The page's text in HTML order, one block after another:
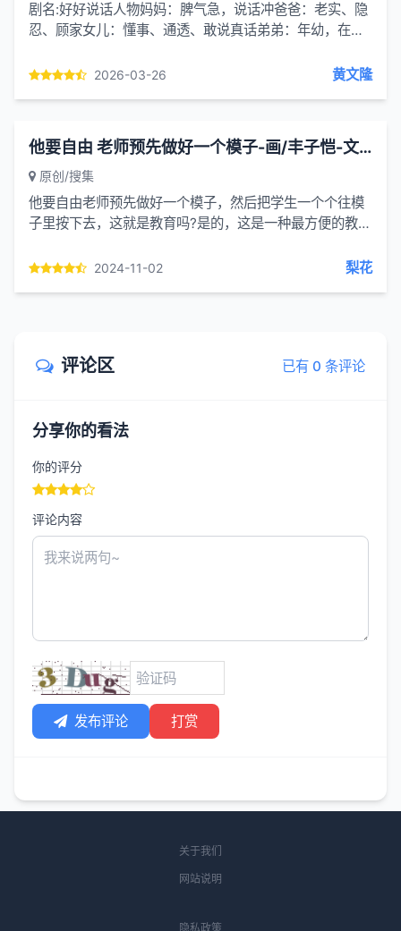
剧名:好好说话人物妈妈：脾气急，说话冲爸爸：老实、隐
忍、顾家女儿：懂事、通透、敢说真话弟弟：年幼，在旁
【客厅，爸爸拿...
2026-03-26 黄文隆
他要自由 老师预先做好一个模子-画/丰子恺-文/丰陈宝 丰一吟
原创/搜集
他要自由老师预先做好一个模子，然后把学生一个个往模
子里按下去，这就是教育吗?是的，这是一种最方便的教
的个性。人不是...
2024-11-02 梨花
评论区 已有 0 条评论
分享你的看法
你的评分
评论内容
发布评论 打赏
关于我们
网站说明
隐私政策